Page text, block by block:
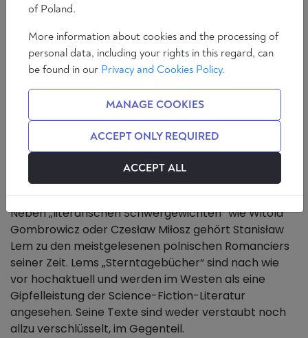
Vor 60 Jahren erschien Stanisław Lems
Essayband „Summa technologiae“, in
dem sich der Schriftsteller seinen
Themen erstmals philosophisch zu
nähern versuchte. Diese und andere
Texte des vortrefflichen Science-Fiction-
Autors sind im deutschsprachigen Raum
aus Mangel an guten Übersetzungen
lange ohne große Wirkung geblieben.
Neben „literarischen Schwergewichten“ wie Witold
Gombrowicz oder Czesław Miłosz gehört Stanisław
Lem zu den meistgelesenen polnischen Romanciers
seiner Zeit. Lems „Sterntagebücher“ sind nach wie
vor hochaktuell und werden im Westen als eine
Gipfelleistung der Science-Fiction-Literatur
angesehen. Seine Texte sind weder verstaubt noch
allzu verschlüsselt, im Gegenteil.
of Poland.
More information about cookies and the processing of
personal data, including your rights in this regard, can
be found in our Privacy and Cookies Policy.
MANAGE COOKIES
ACCEPT ONLY REQUIRED
ACCEPT ALL